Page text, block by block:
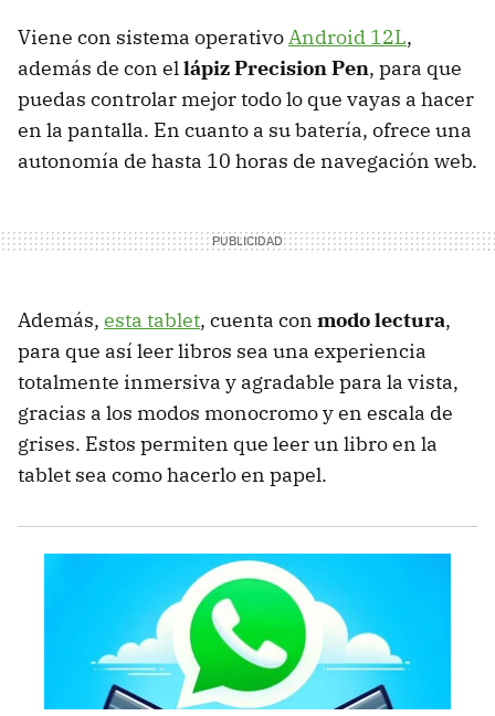
Viene con sistema operativoAndroid 12L,
además de con ellápiz Precision Pen, para que
puedas controlar mejor todo lo que vayas a hacer
en la pantalla. En cuanto a su batería, ofrece una
autonomía de hasta 10 horas de navegación web.
Además, esta tablet, cuenta con modo lectura,
para que así leer libros sea una experiencia
totalmente inmersiva y agradable para la vista,
gracias a los modos monocromo y en escala de
grises. Estos permiten que leer un libro en la
tablet sea como hacerlo en papel.